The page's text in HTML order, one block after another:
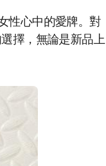
擇，無論是新品上